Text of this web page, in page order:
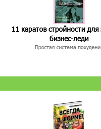
11 каратов стройности для
бизнес-леди
Простая система